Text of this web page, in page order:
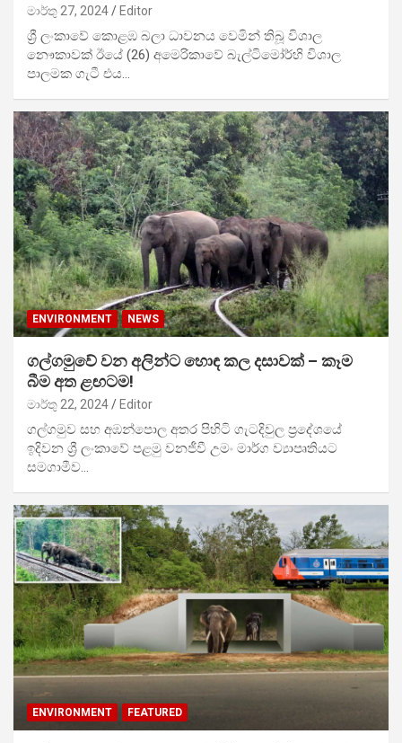
මාර්තු 27, 2024 Editor
ශ්‍රී ලංකාවේ කොළඹ බලා ධාවනය වෙමින් තිබූ විශාල
නෞකාවක් ඊයේ (26) අමෙරිකාවේ බැල්ටිමෝර්හි විශාල
පාලමක ගැටී එය…
ENVIRONMENT NEWS
ගල්ගමුවේ වන අලින්ට හොඳ කල දසාවක් – කෑම
බීම අත ළඟටම!
මාර්තු 22, 2024 Editor
ගල්ගමුව සහ අඹන්පොල අතර පිහිටි ගැටදිවුල ප්‍රදේශයේ
ඉදිවන ශ්‍රී ලංකාවේ පළමු වනජීවී උමං මාර්ග ව්‍යාපෘතියට
සමගාමීව…
ENVIRONMENT FEATURED